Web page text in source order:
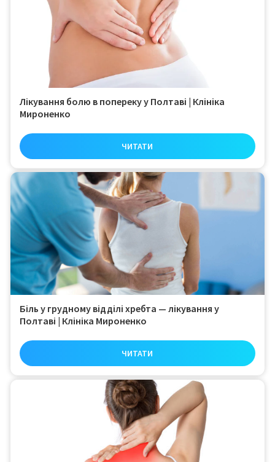
Лікування болю в попереку у Полтаві | Клініка
Мироненко
ЧИТАТИ
Біль у грудному відділі хребта — лікування у
Полтаві | Клініка Мироненко
ЧИТАТИ